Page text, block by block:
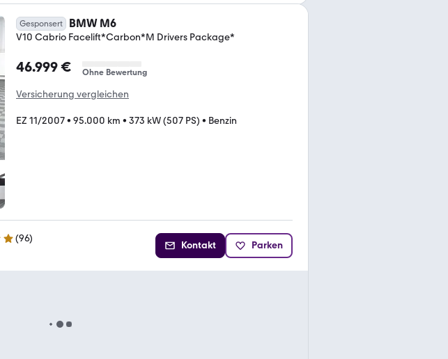
Gesponsert BMW M6
V10 Cabrio Facelift*Carbon*M Drivers Package*
46.999 € Ohne Bewertung
Versicherung vergleichen
EZ 11/2007• 95.000 km • 373 kW (507 PS) • Benzin
(96)
Kontakt Parken